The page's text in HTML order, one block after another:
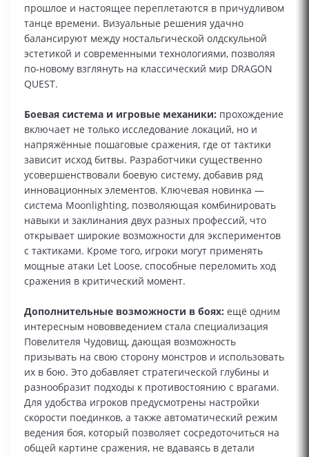
прошлое и настоящее переплетаются в причудливом
танце времени. Визуальные решения удачно
балансируют между ностальгической олдскульной
эстетикой и современными технологиями, позволяя
по‑новому взглянуть на классический мир DRAGON
QUEST.
Боевая система и игровые механики: прохождение
включает не только исследование локаций, но и
напряжённые пошаговые сражения, где от тактики
зависит исход битвы. Разработчики существенно
усовершенствовали боевую систему, добавив ряд
инновационных элементов. Ключевая новинка —
система Moonlighting, позволяющая комбинировать
навыки и заклинания двух разных профессий, что
открывает широкие возможности для экспериментов
с тактиками. Кроме того, игроки могут применять
мощные атаки Let Loose, способные переломить ход
сражения в критический момент.
Дополнительные возможности в боях: ещё одним
интересным нововведением стала специализация
Повелителя Чудовищ, дающая возможность
призывать на свою сторону монстров и использовать
их в бою. Это добавляет стратегической глубины и
разнообразит подходы к противостоянию с врагами.
Для удобства игроков предусмотрены настройки
скорости поединков, а также автоматический режим
ведения боя, который позволяет сосредоточиться на
общей картине сражения, не вдаваясь в детали